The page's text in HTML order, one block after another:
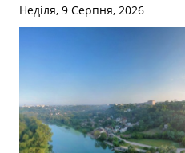
Неділя, 9 Серпня, 2026